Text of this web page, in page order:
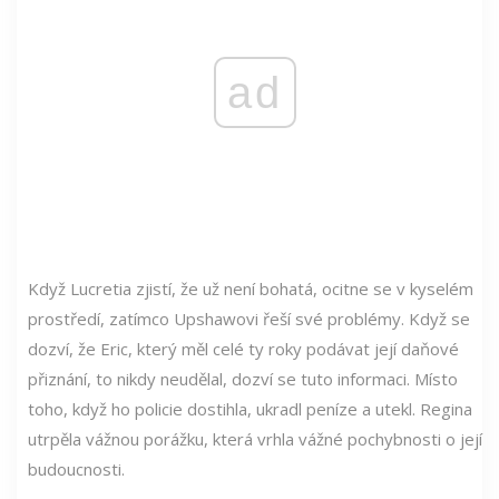
ad
Když Lucretia zjistí, že už není bohatá, ocitne se v kyselém
prostředí, zatímco Upshawovi řeší své problémy. Když se
dozví, že Eric, který měl celé ty roky podávat její daňové
přiznání, to nikdy neudělal, dozví se tuto informaci. Místo
toho, když ho policie dostihla, ukradl peníze a utekl. Regina
utrpěla vážnou porážku, která vrhla vážné pochybnosti o její
budoucnosti.